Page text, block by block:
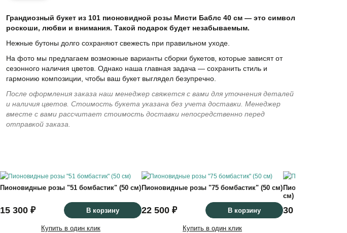
Грандиозный букет из 101 пионовидной розы Мисти Баблс 40 см — это символ
роскоши, любви и внимания. Такой подарок будет незабываемым.
Нежные бутоны долго сохраняют свежесть при правильном уходе.
На фото мы предлагаем возможные варианты сборки букетов, которые зависят от
сезонного наличия цветов. Однако наша главная задача — сохранить стиль и
гармонию композиции, чтобы ваш букет выглядел безупречно.
После оформления заказа наш менеджер свяжется с вами для уточнения деталей
и наличия цветов. Стоимость букета указана без учета доставки. Менеджер
вместе с вами рассчитает стоимость доставки непосредственно перед
отправкой заказа.
Пионовидные розы "51 бомбастик" (50 см)
15 300 ₽ В корзину
Купить в один клик
Пионовидные розы "75 бомбастик" (50 см)
22 500 ₽ В корзину
Купить в один клик
Пионовидные
см)
30 300 ₽